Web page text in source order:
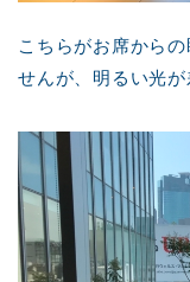
こちらがお席から
せんが、明るい光が